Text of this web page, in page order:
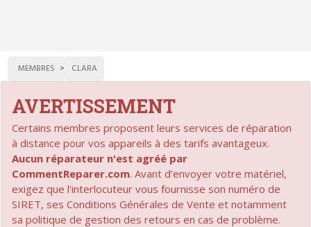
MEMBRES CLARA
AVERTISSEMENT
Certains membres proposent leurs services de réparation
à distance pour vos appareils à des tarifs avantageux.
Aucun réparateur n'est agréé par
CommentReparer.com. Avant d'envoyer votre matériel,
exigez que l'interlocuteur vous fournisse son numéro de
SIRET, ses Conditions Générales de Vente et notamment
sa politique de gestion des retours en cas de problème.